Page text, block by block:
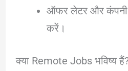
ऑफर लेटर और कंपनी
करें।
क्या Remote Jobs भविष्य